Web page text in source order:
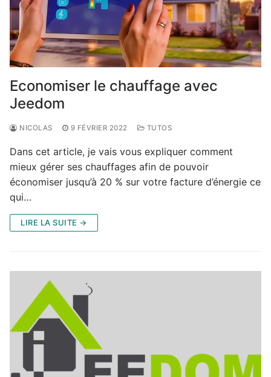
Economiser le chauffage avec
Jeedom
NICOLAS 9 FÉVRIER 2022 TUTOS
Dans cet article, je vais vous expliquer comment
mieux gérer ses chauffages afin de pouvoir
économiser jusqu’à 20 % sur votre facture d’énergie ce
qui…
LIRE LA SUITE →